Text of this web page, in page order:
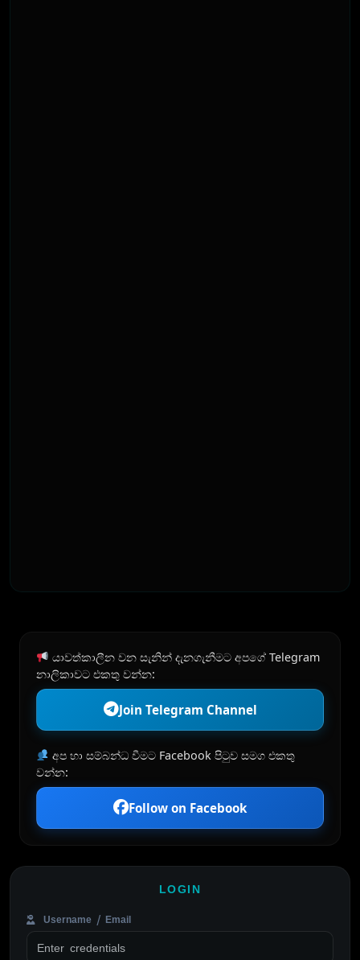
යාවත්කාලීන වන සැනින් දැනගැනීමට අපගේ Telegram
නාලිකාවට එකතු වන්න:
Join Telegram Channel
අප හා සම්බන්ධ වීමට Facebook පිටුව සමග එකතු
වන්න:
Follow on Facebook
LOGIN
Username / Email